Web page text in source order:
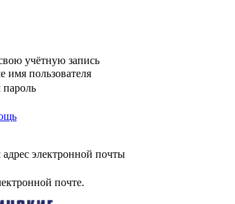
учётную запись
имя пользователя
электронной почты
почте.